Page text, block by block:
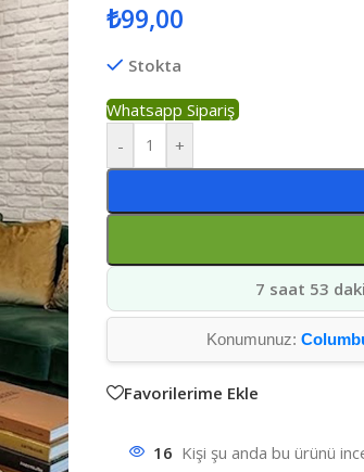
₺99,00
Stokta
Whatsapp Sipariş
-
+
7 saat 53
Konumunuz:
Favorilerime Ekle
16 Kişi şu anda bu ürünü